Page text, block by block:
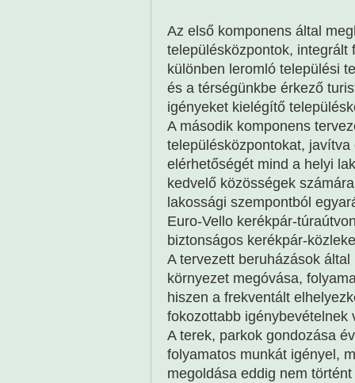
Az első komponens által
településközpontok, integrált
különben leromló települési
és a térségünkbe érkező
igényeket kielégítő
A második komponens
településközpontokat,
elérhetőségét mind a helyi
kedvelő közösségek
lakossági szempontból
Euro-Vello kerékpár-
biztonságos kerékpár-
A tervezett beruházások
környezet megóvása,
hiszen a frekventált
fokozottabb igénybevételnek
A terek, parkok gondozása
folyamatos munkát igényel,
megoldása eddig nem